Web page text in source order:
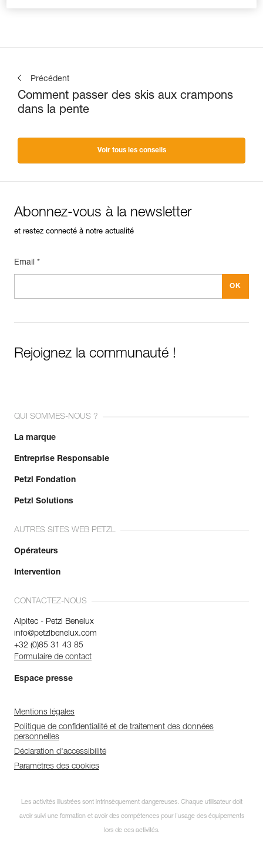
Précédent
Comment passer des skis aux crampons
dans la pente
Voir tous les conseils
Abonnez-vous à la newsletter
et restez connecté à notre actualité
Email *
Rejoignez la communauté !
QUI SOMMES-NOUS ?
La marque
Entreprise Responsable
Petzl Fondation
Petzl Solutions
AUTRES SITES WEB PETZL
Opérateurs
Intervention
CONTACTEZ-NOUS
Alpitec - Petzl Benelux
info@petzlbenelux.com
+32 (0)85 31 43 85
Formulaire de contact
Espace presse
Mentions légales
Politique de confidentialité et de traitement des données
personnelles
Déclaration d'accessibilité
Paramètres des cookies
Les activités illustrées sont intrinsèquement dangereuses. Chaque utilisateur doit
avoir suivi une formation et avoir des compétences pour l’usage des équipements
lors de ces activités.